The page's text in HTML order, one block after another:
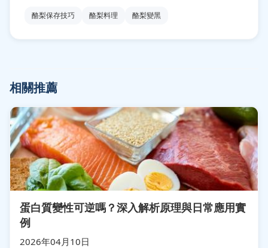
酪梨保存技巧 酪梨料理 酪梨變黑
相關推薦
蛋白質變性可逆嗎？深入解析原理與日常應用實
例
2026年04月10日